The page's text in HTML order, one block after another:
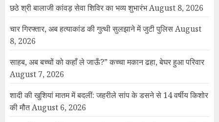
छठे श्री बालाजी कांवड़ सेवा शिविर का भव्य शुभारंभAugust 8, 2026
चार गिरफ्तार, अब हत्याकांड की गुत्थी सुलझाने में जुटी पुलिसAugust
8, 2026
साहब, अब बच्चों को कहाँ ले जाऊँ?” कच्चा मकान ढहा, बेघर हुआ परिवार
August 7, 2026
शादी की खुशियां मातम में बदलीं: जहरीले सांप के डसने से 14 वर्षीय किशोर
की मौतAugust 6, 2026